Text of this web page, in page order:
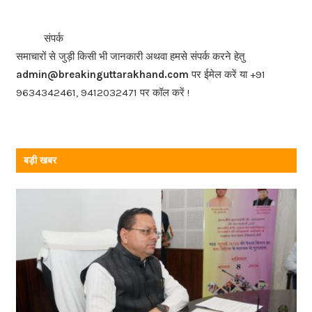
b
o
o
k
संपर्क
समाचारों से जुड़ी किसी भी जानकारी अथवा हमसे संपर्क करने हेतु
admin@breakinguttarakhand.com पर ईमेल करें या +91
9634342461, 9412032471 पर कॉल करें !
बड़ी खबर